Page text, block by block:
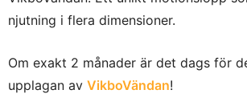
njutning i flera dimensioner.
Om exakt 2 månader är det dags för
upplagan av VikboVändan!